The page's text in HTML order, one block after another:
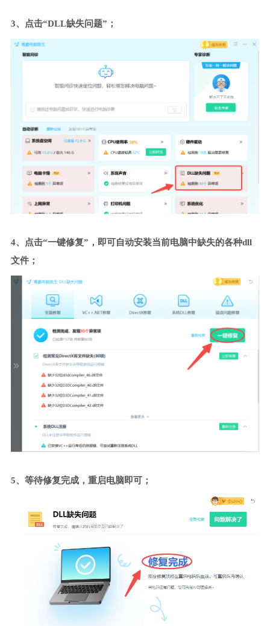
3、点击“DLL缺失问题”；
4、点击“一键修复”，即可自动安装当前电脑中缺失的各种dll
文件；
5、等待修复完成，重启电脑即可；